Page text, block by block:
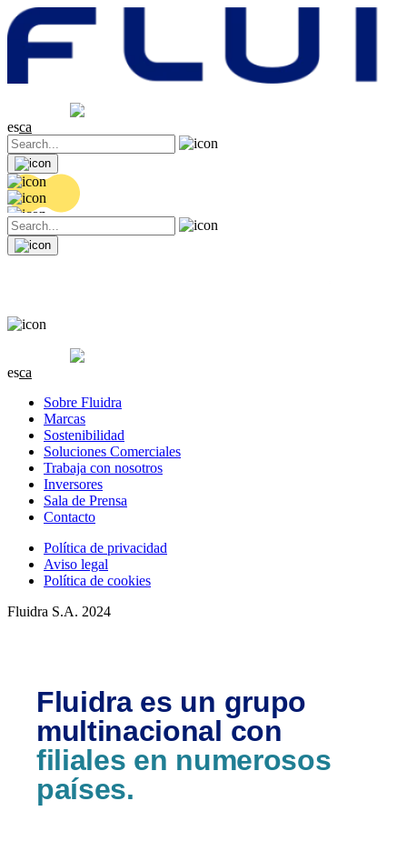
0.06 (+0.3%)
esca
0.06 (+0.3%)
esca
Sobre Fluidra
Marcas
Sostenibilidad
Soluciones Comerciales
Trabaja con nosotros
Inversores
Sala de Prensa
Contacto
Política de privacidad
Aviso legal
Política de cookies
Fluidra S.A. 2024
Fluidra es un grupo
multinacional con
filiales en numerosos
países.